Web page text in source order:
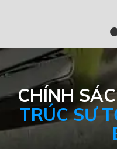
CHÍNH
TRÚC SƯ